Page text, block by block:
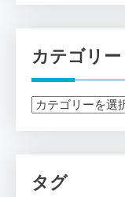
カテゴリー
カ
ー
タグ